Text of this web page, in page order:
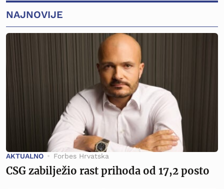
NAJNOVIJE
AKTUALNO Forbes Hrvatska
CSG zabilježio rast prihoda od 17,2 posto